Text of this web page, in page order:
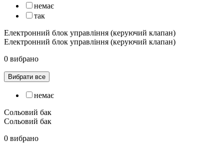
немає
так
Електронний блок управління (керуючий клапан)
Електронний блок управління (керуючий клапан)
0 вибрано
Вибрати все
немає
Cольовий бак
Cольовий бак
0 вибрано